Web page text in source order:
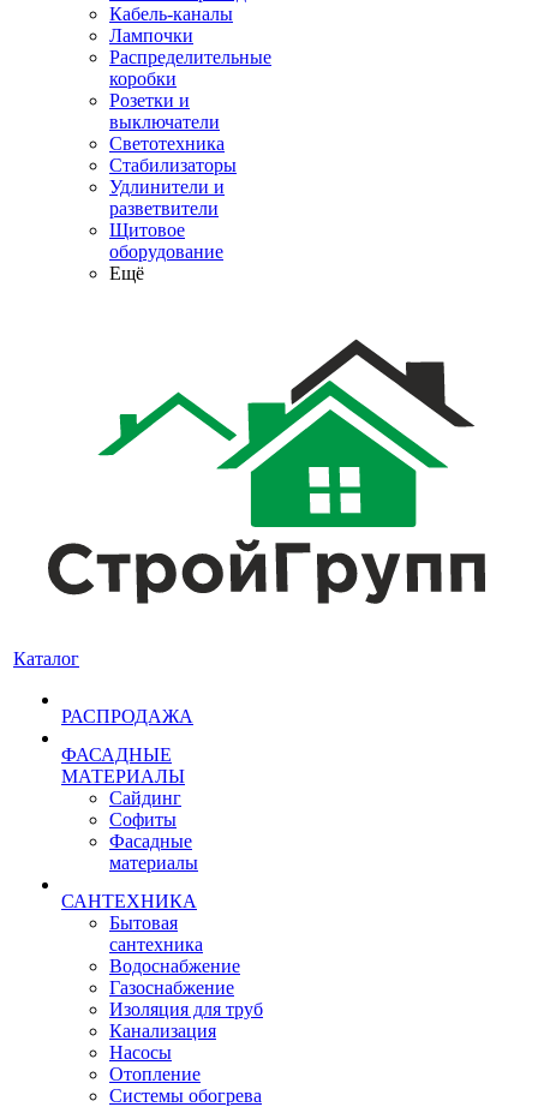
Кабель-каналы
Лампочки
Распределительные
коробки
Розетки и
выключатели
Светотехника
Стабилизаторы
Удлинители и
разветвители
Щитовое
оборудование
Ещё
Каталог
РАСПРОДАЖА
ФАСАДНЫЕ
МАТЕРИАЛЫ
Сайдинг
Софиты
Фасадные
материалы
САНТЕХНИКА
Бытовая
сантехника
Водоснабжение
Газоснабжение
Изоляция для труб
Канализация
Насосы
Отопление
Системы обогрева